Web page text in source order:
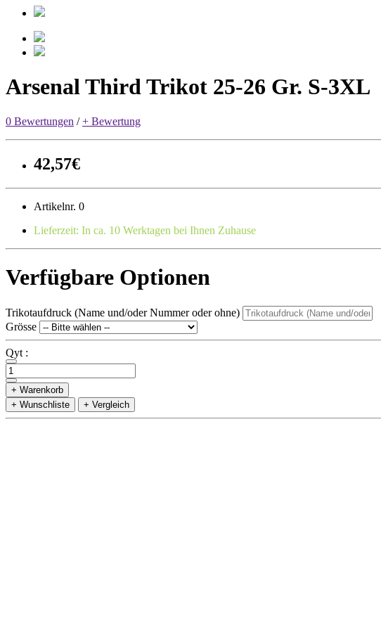
Arsenal Third Trikot 25-26 Gr. S-3XL
0 Bewertungen /+ Bewertung
42,57€
Artikelnr. 0
Lieferzeit: In ca. 10 Werktagen bei Ihnen Zuhause
Verfügbare Optionen
Trikotaufdruck (Name und/oder Nummer oder ohne)
Grösse
Qyt :
+ Warenkorb
+ Wunschliste
+ Vergleich